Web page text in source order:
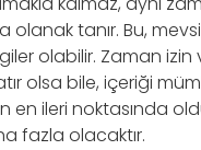
olanak tanır. Bu,
olabilir. Zaman izin
olsa bile, içeriği
en ileri noktasında
fazla olacaktır.